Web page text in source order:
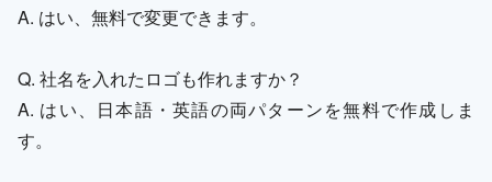
A. はい、無料で変更できます。
Q. 社名を入れたロゴも作れますか？
A. はい、日本語・英語の両パターンを無料で作成しま
す。